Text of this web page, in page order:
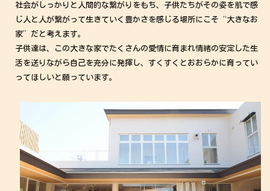
社会がしっかりと人間的な繋がりをもち、子供たちがその姿を肌で感
じ人と人が繋がって生きていく豊かさを感じる場所にこそ“大きなお
家”だと考えます。
子供達は、この大きな家でたくさんの愛情に育まれ情緒の安定した生
活を送りながら自己を充分に発揮し、すくすくとおおらかに育ってい
ってほしいと願っています。